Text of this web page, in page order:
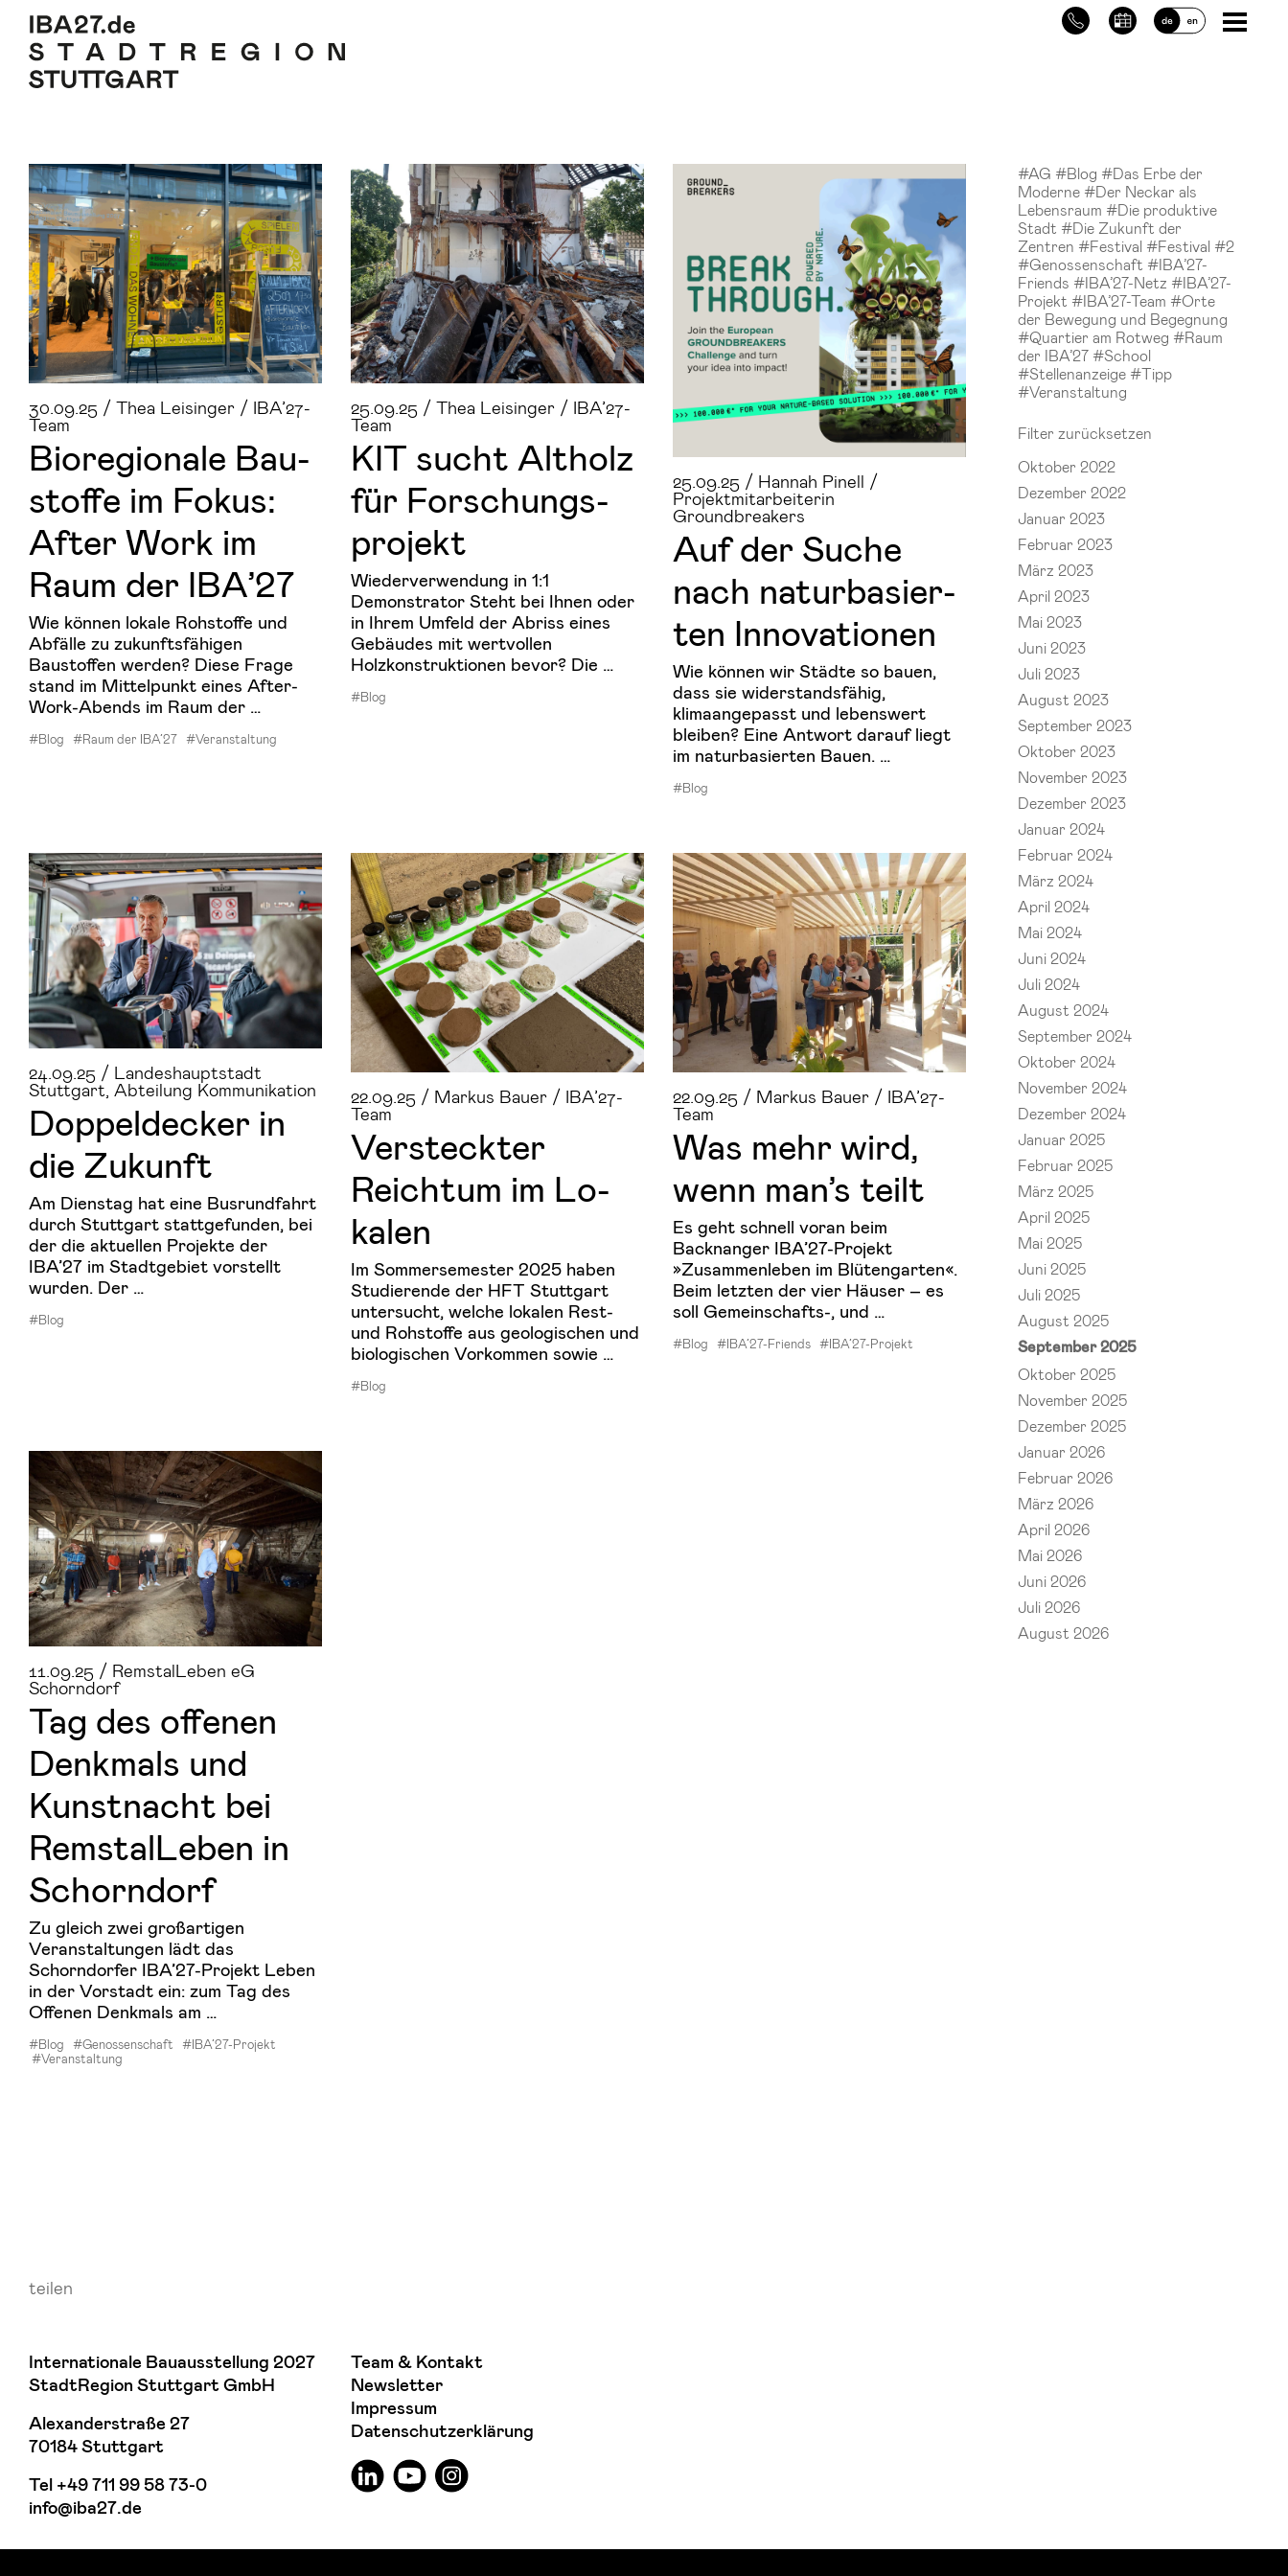
30.09.25 / Thea Leisinger / IBA’27-
Team
Bio­re­gio­na­le Bau­
stof­fe im Fokus:
After Work im
Raum der IBA’27
Wie können lokale Rohstoffe und
Abfälle zu zukunftsfähigen
Baustoffen werden? Diese Frage
stand im Mittelpunkt eines After-
Work-Abends im Raum der …
#Blog #Raum der IBA’27 #Veranstaltung
25.09.25 / Thea Leisinger / IBA’27-
Team
KIT sucht Alt­holz
für For­schungs­
pro­jekt
Wiederverwendung in 1:1
Demonstrator Steht bei Ihnen oder
in Ihrem Umfeld der Abriss eines
Gebäudes mit wertvollen
Holzkonstruktionen bevor? Die …
#Blog
25.09.25 / Hannah Pinell /
Projektmitarbeiterin
Groundbreakers
Auf der Suche
nach na­tur­ba­sier­
ten In­no­va­tio­nen
Wie können wir Städte so bauen,
dass sie widerstandsfähig,
klimaangepasst und lebenswert
bleiben? Eine Antwort darauf liegt
im naturbasierten Bauen. …
#Blog
24.09.25 / Landeshauptstadt
Stuttgart, Abteilung Kommunikation
Dop­pel­de­cker in
die Zu­kunft
Am Dienstag hat eine Busrundfahrt
durch Stuttgart stattgefunden, bei
der die aktuellen Projekte der
IBA’27 im Stadtgebiet vorstellt
wurden. Der …
#Blog
22.09.25 / Markus Bauer / IBA’27-
Team
Ver­steck­ter
Reich­tum im Lo­
ka­len
Im Sommersemester 2025 haben
Studierende der HFT Stuttgart
untersucht, welche lokalen Rest-
und Rohstoffe aus geologischen und
biologischen Vorkommen sowie …
#Blog
22.09.25 / Markus Bauer / IBA’27-
Team
Was mehr wird,
wenn man’s teilt
Es geht schnell voran beim
Backnanger IBA’27-Projekt
»Zusammenleben im Blütengarten«.
Beim letzten der vier Häuser – es
soll Gemeinschafts-, und …
#Blog #IBA’27-Friends #IBA’27-Projekt
11.09.25 / RemstalLeben eG
Schorndorf
Tag des of­fe­nen
Denk­mals und
Kunst­nacht bei
Remstal­Le­ben in
Schorn­dorf
Zu gleich zwei großartigen
Veranstaltungen lädt das
Schorndorfer IBA’27-Projekt Leben
in der Vorstadt ein: zum Tag des
Offenen Denkmals am …
#Blog #Genossenschaft
#IBA’27-Projekt
#Veranstaltung
teilen
#AG #Blog #Das Erbe der
Moderne #Der Neckar als
Lebensraum #Die produktive
Stadt #Die Zukunft der
Zentren #Festival #Festival #2
#Genossenschaft #IBA’27-
Friends #IBA’27-Netz #IBA’27-
Projekt #IBA’27-Team #Orte
der Bewegung und Begegnung
#Quartier am Rotweg #Raum
der IBA’27 #School
#Stellenanzeige #Tipp
#Veranstaltung
Filter zurücksetzen
Oktober 2022
Dezember 2022
Januar 2023
Februar 2023
März 2023
April 2023
Mai 2023
Juni 2023
Juli 2023
August 2023
September 2023
Oktober 2023
November 2023
Dezember 2023
Januar 2024
Februar 2024
März 2024
April 2024
Mai 2024
Juni 2024
Juli 2024
August 2024
September 2024
Oktober 2024
November 2024
Dezember 2024
Januar 2025
Februar 2025
März 2025
April 2025
Mai 2025
Juni 2025
Juli 2025
August 2025
September 2025
Oktober 2025
November 2025
Dezember 2025
Januar 2026
Februar 2026
März 2026
April 2026
Mai 2026
Juni 2026
Juli 2026
August 2026
Internationale Bauausstellung 2027
StadtRegion Stuttgart GmbH
Alexanderstraße 27
70184 Stuttgart
Tel +49 711 99 58 73-0
info@iba27.de
Team & Kontakt
Newsletter
Impressum
Datenschutzerklärung